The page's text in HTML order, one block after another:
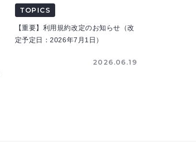
TOPICS
【重要】利用規約改定のお知らせ（改
定予定日：2026年7月1日）
2026.06.19